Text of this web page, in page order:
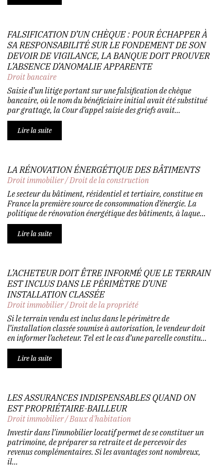
FALSIFICATION D’UN CHÈQUE : POUR ÉCHAPPER À
SA RESPONSABILITÉ SUR LE FONDEMENT DE SON
DEVOIR DE VIGILANCE, LA BANQUE DOIT PROUVER
L’ABSENCE D’ANOMALIE APPARENTE
Droit bancaire
Saisie d’un litige portant sur une falsification de chèque
bancaire, où le nom du bénéficiaire initial avait été substitué
par grattage, la Cour d’appel saisie des griefs avait...
Lire la suite
LA RÉNOVATION ÉNERGÉTIQUE DES BÂTIMENTS
Droit immobilier/Droit de la construction
Le secteur du bâtiment, résidentiel et tertiaire, constitue en
France la première source de consommation d’énergie. La
politique de rénovation énergétique des bâtiments, à laque...
Lire la suite
L’ACHETEUR DOIT ÊTRE INFORMÉ QUE LE TERRAIN
EST INCLUS DANS LE PÉRIMÈTRE D’UNE
INSTALLATION CLASSÉE
Droit immobilier/Droit de la propriété
Si le terrain vendu est inclus dans le périmètre de
l’installation classée soumise à autorisation, le vendeur doit
en informer l’acheteur. Tel est le cas d’une parcelle constitu...
Lire la suite
LES ASSURANCES INDISPENSABLES QUAND ON
EST PROPRIÉTAIRE-BAILLEUR
Droit immobilier/Baux d'habitation
Investir dans l’immobilier locatif permet de se constituer un
patrimoine, de préparer sa retraite et de percevoir des
revenus complémentaires. Si les avantages sont nombreux,
il...